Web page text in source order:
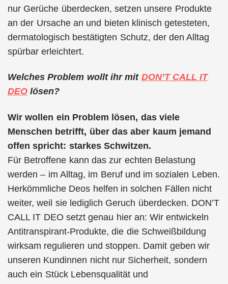
nur Gerüche überdecken, setzen unsere Produkte
an der Ursache an und bieten klinisch getesteten,
dermatologisch bestätigten Schutz, der den Alltag
spürbar erleichtert.
Welches Problem wollt ihr mit DON’T CALL IT
DEO lösen?
Wir wollen ein Problem lösen, das viele
Menschen betrifft, über das aber kaum jemand
offen spricht: starkes Schwitzen.
Für Betroffene kann das zur echten Belastung
werden – im Alltag, im Beruf und im sozialen Leben.
Herkömmliche Deos helfen in solchen Fällen nicht
weiter, weil sie lediglich Geruch überdecken. DON’T
CALL IT DEO setzt genau hier an: Wir entwickeln
Antitranspirant-Produkte, die die Schweißbildung
wirksam regulieren und stoppen. Damit geben wir
unseren Kundinnen nicht nur Sicherheit, sondern
auch ein Stück Lebensqualität und